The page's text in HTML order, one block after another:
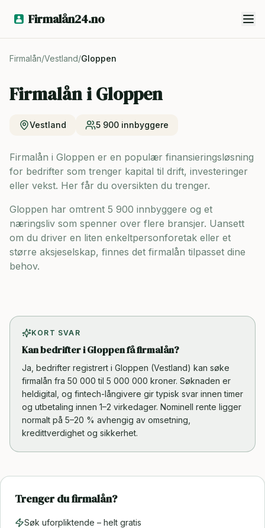
Firmalån24.no
Firmalån/Vestland/Gloppen
Firmalån iGloppen
Vestland 5 900 innbyggere
Firmalån i Gloppen er en populær finansieringsløsning
for bedrifter som trenger kapital til drift, investeringer
eller vekst. Her får du oversikten du trenger.
Gloppen har omtrent 5 900 innbyggere og et
næringsliv som spenner over flere bransjer. Uansett
om du driver en liten enkeltpersonforetak eller et
større aksjeselskap, finnes det firmalån tilpasset dine
behov.
KORT SVAR
Kan bedrifter i Gloppen få firmalån?
Ja, bedrifter registrert i Gloppen (Vestland) kan søke
firmalån fra 50 000 til 5 000 000 kroner. Søknaden er
heldigital, og fintech-långivere gir typisk svar innen timer
og utbetaling innen 1–2 virkedager. Nominell rente ligger
normalt på 5–20 % avhengig av omsetning,
kredittverdighet og sikkerhet.
Trenger du firmalån?
Søk uforpliktende – helt gratis